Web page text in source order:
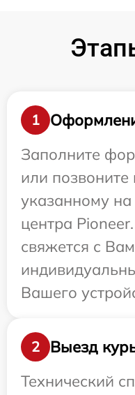
1
Заполните
или
указанному на
центра
свяжется с
Вашего
2
Выезд
Технический